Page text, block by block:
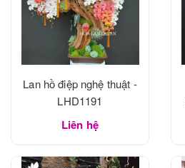
Lan hồ điệp nghệ thuật -
LHD1191
Liên hệ